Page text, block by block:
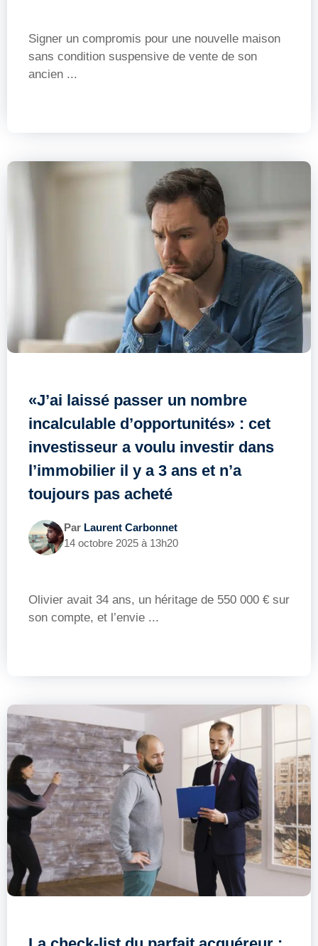
Signer un compromis pour une nouvelle maison
sans condition suspensive de vente de son
ancien ...
«J’ai laissé passer un nombre
incalculable d’opportunités» : cet
investisseur a voulu investir dans
l’immobilier il y a 3 ans et n’a
toujours pas acheté
Par Laurent Carbonnet
14 octobre 2025 à 13h20
Olivier avait 34 ans, un héritage de 550 000 € sur
son compte, et l’envie ...